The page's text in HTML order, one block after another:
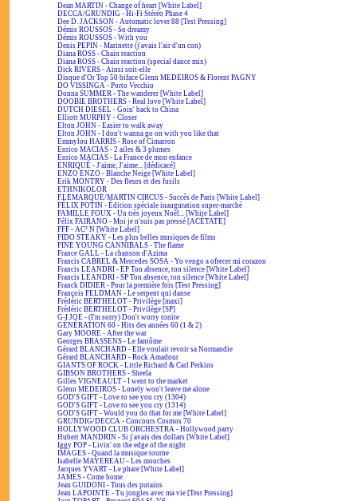
Dean MARTIN - Change of heart [White Label]
DECCA/GRUNDIG - Hi-Fi Stéréo Phase 4
Dee D. JACKSON - Automatic lover 88 [Test Pressing]
Démis ROUSSOS - So dreamy
Démis ROUSSOS - With you
Denis PEPIN - Marinette (j'avais l'air d'un con)
Diana ROSS - Chain reaction
Diana ROSS - Chain reaction (special dance mix)
Dick RIVERS - Ainsi soit-elle
Disque d'Or Top 50 biface Glenn MEDEIROS & Florent PAGNY
DO VISSINGA - Porto Vecchio
Donna SUMMER - The wanderer [White Label]
DOOBIE BROTHERS - Real love [White Label]
DUTCH DIESEL - Goin' back to China
Elliott MURPHY - Closer
Elton JOHN - Easier to walk away
Elton JOHN - I don't wanna go on with you like that
Emmylou HARRIS - Rose of Cimarron
Enrico MACIAS - 2 ailes & 3 plumes
Enrico MACIAS - La France de mon enfance
ENRIQUÉ - J'aime, J'aime... [dédicacé]
ENZO ENZO - Blanche Neige [White Label]
Erik MONTRY - Des fleurs et des fusils
ETHNIKOLOR
F.LEMARQUE/MARTIN CIRCUS - Succès de Paris [White Label]
FÉLIX POTIN - Édition spéciale inauguration super-marché
FAMILLE FOUX - Un très joyeux Noël... [White Label]
Félix FAIRANO - Moi je n'suis pas pressé [ACÉTATE]
FFF - AC² N [White Label]
FIDO STEAKY - Les plus belles musiques de films
FINE YOUNG CANNIBALS - The flame
France GALL - La chanson d'Azima
Francis CABREL & Mercedes SOSA - Yo vengo a ofrecer mi corazon
Francis LEANDRI - EP Ton absence, ton silence [White Label]
Francis LEANDRI - SP Ton absence, ton silence [White Label]
Franck DIDIER - Pour la première fois [Test Pressing]
François FELDMAN - Le serpent qui danse
Frédéric BERTHELOT - Privilège [maxi]
Frédéric BERTHELOT - Privilège [SP]
G-I JOE - (I'm sorry) Don't worry tonite
GÉNÉRATION 60 - Hits des années 60 (1 & 2)
Gary MOORE - After the war
Georges BRASSENS - Le fantôme
Gérard BLANCHARD - Elle voulait revoir sa Normandie
Gérard BLANCHARD - Rock Amadour
GIANTS OF ROCK - Little Richard & Carl Perkins
GIBSON BROTHERS - Sheela
Gilles VIGNEAULT - I went to the market
Glenn MEDEIROS - Lonely won't leave me alone
GOD'S GIFT - Love to see you cry (1304)
GOD'S GIFT - Love to see you cry (1314)
GOD'S GIFT - Would you do that for me [White Label]
GRUNDIG/DECCA - Concours Cosmos 70
HOLLYWOOD CLUB ORCHESTRA - Hollywood party
Hubert MANDRIN - Si j'avais des dollars [White Label]
Iggy POP - Livin' on the edge of the night
IMAGES - Quand la musique tourne
Isabelle MAYEREAU - Les mouches
Jacques YVART - Le phare [White Label]
JAMES - Come home
Jean GUIDONI - Tous des putains
Jean LAPOINTE - Tu jongles avec ma vie [Test Pressing]